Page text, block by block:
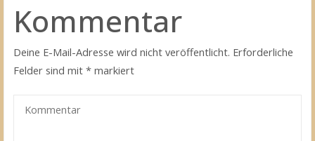
Kommentar
Deine E-Mail-Adresse wird nicht veröffentlicht. Erforderliche
Felder sind mit* markiert